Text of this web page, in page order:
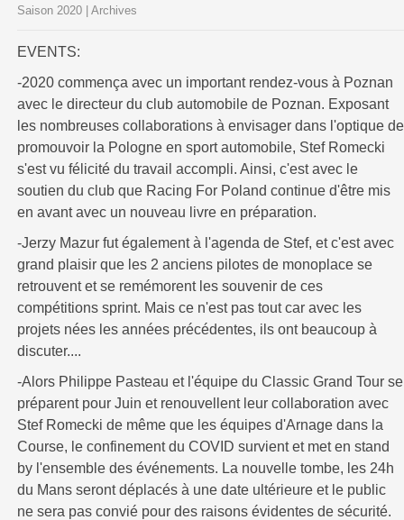
Saison 2020 | Archives
EVENTS:
-2020 commença avec un important rendez-vous à Poznan
avec le directeur du club automobile de Poznan. Exposant
les nombreuses collaborations à envisager dans l'optique de
promouvoir la Pologne en sport automobile, Stef Romecki
s'est vu félicité du travail accompli. Ainsi, c'est avec le
soutien du club que Racing For Poland continue d'être mis
en avant avec un nouveau livre en préparation.
-Jerzy Mazur fut également à l'agenda de Stef, et c'est avec
grand plaisir que les 2 anciens pilotes de monoplace se
retrouvent et se remémorent les souvenir de ces
compétitions sprint. Mais ce n'est pas tout car avec les
projets nées les années précédentes, ils ont beaucoup à
discuter....
-Alors Philippe Pasteau et l'équipe du Classic Grand Tour se
préparent pour Juin et renouvellent leur collaboration avec
Stef Romecki de même que les équipes d'Arnage dans la
Course, le confinement du COVID survient et met en stand
by l'ensemble des événements. La nouvelle tombe, les 24h
du Mans seront déplacés à une date ultérieure et le public
ne sera pas convié pour des raisons évidentes de sécurité.